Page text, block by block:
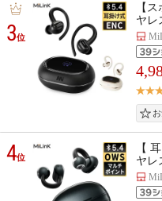
3位
【
ヤレ
4位
【
ヤレ